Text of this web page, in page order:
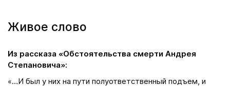
Живое слово
Из рассказа «Обстоятельства смерти Андрея
Степановича»:
«…И был у них на пути полуответственный подъем, и